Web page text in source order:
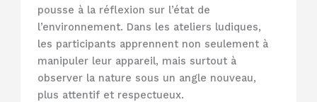
pousse à la réflexion sur l’état de
l’environnement. Dans les ateliers ludiques,
les participants apprennent non seulement à
manipuler leur appareil, mais surtout à
observer la nature sous un angle nouveau,
plus attentif et respectueux.